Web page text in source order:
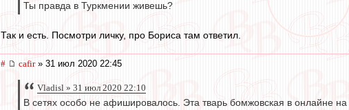
Ты правда в Туркмении живешь?
Так и есть. Посмотри личку, про Бориса там ответил.
# cafir» 31 июл 2020 22:45
Vladisl » 31 июл 2020 22:10
В сетях особо не афишировалось. Эта тварь бомжовская в онлайне